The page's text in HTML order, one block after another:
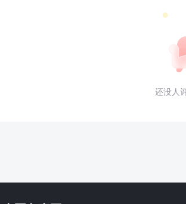
还没人